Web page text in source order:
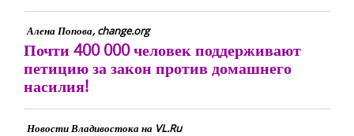
Алена Попова, change.org
Почти 400 000 человек поддерживают
петицию за закон против домашнего
насилия!
Новости Владивостока на VL.Ru